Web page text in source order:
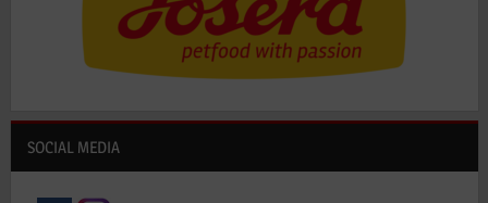
SOCIAL MEDIA